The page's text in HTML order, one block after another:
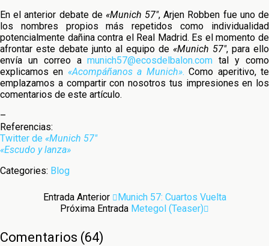
En el anterior debate de «Munich 57″, Arjen Robben fue uno de
los nombres propios más repetidos como individualidad
potencialmente dañina contra el Real Madrid. Es el momento de
afrontar este debate junto al equipo de «Munich 57″, para ello
envía un correo amunich57@ecosdelbalon.com tal y como
explicamos en «Acompáñanos a Munich». Como aperitivo, te
emplazamos a compartir con nosotros tus impresiones en los
comentarios de este artículo.
–
Referencias:
Twitter de «Munich 57″
«Escudo y lanza»
Categories: Blog
Entrada Anterior
Munich 57: Cuartos Vuelta
Próxima Entrada Metegol (teaser)
Comentarios (64)